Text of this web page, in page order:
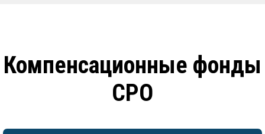
Компенсационные фонды
СРО